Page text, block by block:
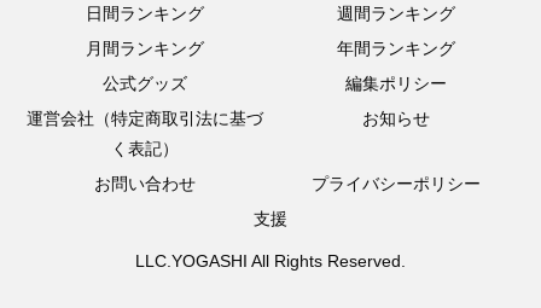
日間ランキング
週間ランキング
月間ランキング
年間ランキング
公式グッズ
編集ポリシー
運営会社（特定商取引法に基づ
く表記）
お知らせ
お問い合わせ
プライバシーポリシー
支援
LLC.YOGASHI All Rights Reserved.